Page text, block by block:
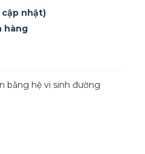
nhật)
hàng
bằng hệ vi sinh đường